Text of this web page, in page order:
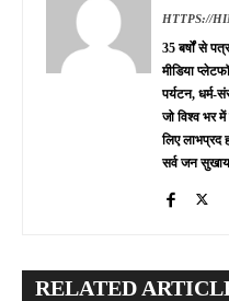
HTTPS://
35 बर्षों से
मीडिया
पर्यटन, धर्म-
जो विश्व भर
लिए लाभप्रद
सर्व जन
RELATED